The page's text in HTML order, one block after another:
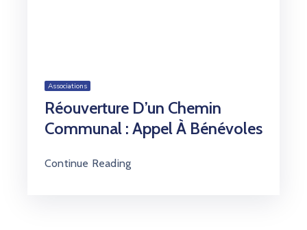
Associations
Réouverture D’un Chemin
Communal : Appel À Bénévoles
Continue Reading